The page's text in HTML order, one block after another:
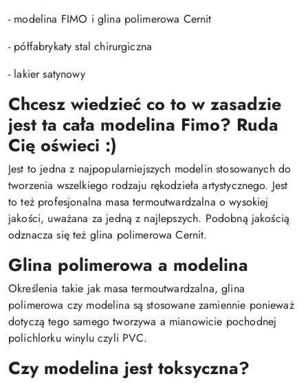
- modelina FIMO i glina polimerowa Cernit
- półfabrykaty stal chirurgiczna
- lakier satynowy
Chcesz wiedzieć co to w zasadzie
jest ta cała modelina Fimo? Ruda
Cię oświeci :)
Jest to jedna z najpopularniejszych modelin stosowanych do
tworzenia wszelkiego rodzaju rękodzieła artystycznego. Jest
to też profesjonalna masa termoutwardzalna o wysokiej
jakości, uważana za jedną z najlepszych. Podobną jakością
odznacza się też glina polimerowa Cernit.
Glina polimerowa a modelina
Określenia takie jak masa termoutwardzalna, glina
polimerowa czy modelina są stosowane zamiennie ponieważ
dotyczą tego samego tworzywa a mianowicie pochodnej
polichlorku winylu czyli PVC.
Czy modelina jest toksyczna?